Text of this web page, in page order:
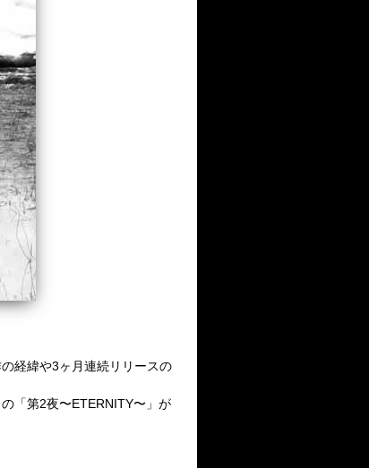
経緯や3ヶ月連続リリースの
「第2夜〜ETERNITY〜」が